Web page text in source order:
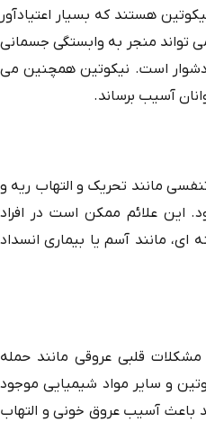
هستند که بسیار اعتیادآور
تواند منجر به وابستگی جسمانی
دشوار است. نیکوتین همچنین می
آسیب برساند.
مانند تحریک و التهاب ریه و
علائم ممکن است در افراد
ای، مانند آسم یا بیماری انسداد
قلبی عروقی مانند حمله
و سایر مواد شیمیایی موجود
باعث آسیب عروق خونی و التهاب